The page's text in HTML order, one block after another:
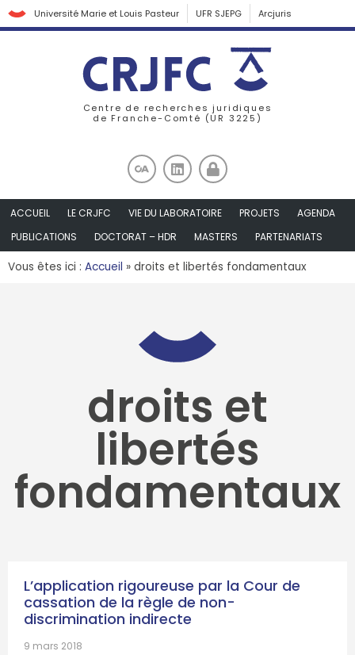
Université Marie et Louis Pasteur UFR SJEPG Arcjuris
Centre de recherches juridiques
de Franche-Comté (UR 3225)
ACCUEIL LE CRJFC VIE DU LABORATOIRE PROJETS
AGENDA
PUBLICATIONS
DOCTORAT – HDR MASTERS PARTENARIATS
Vous êtes ici : Accueil » droits et libertés fondamentaux
droits et
libertés
fondamentaux
L’application rigoureuse par la Cour de
cassation de la règle de non-
discrimination indirecte
9 mars 2018